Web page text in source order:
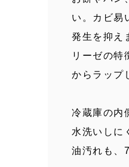
い。カビ易
発生を抑え
リーゼの特
からラップ
冷蔵庫の内
水洗いしに
油汚れも、